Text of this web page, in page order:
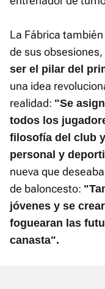
La Fábrica
de sus
ser el pilar del
una idea
realidad: "Se
todos los
filosofía del club
personal y
nueva que
de baloncesto:
jóvenes y se
foguearan las
canasta".